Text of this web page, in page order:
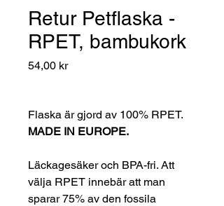
Retur Petflaska -
RPET, bambukork
54,00 krPris
Flaska är gjord av 100% RPET.
MADE IN EUROPE.
Läckagesäker och BPA-fri. Att
välja RPET innebär att man
sparar 75% av den fossila